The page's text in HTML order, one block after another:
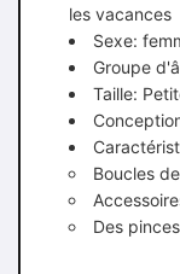
les vacances
Sexe:
Groupe
Taille:
Boucles
Des